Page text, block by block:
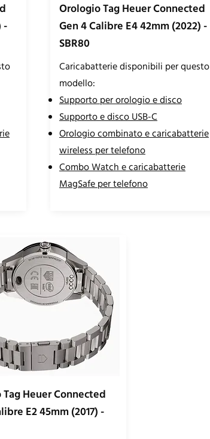
-
Orologio Tag Heuer Connected
Gen 4 Calibre E4 42mm (2022) -
SBR80
Caricabatterie disponibili per questo
modello:
Supporto per orologio e disco
Supporto e disco USB-C
Orologio combinato e caricabatterie
wireless per telefono
Combo Watch e caricabatterie
MagSafe per telefono
Heuer Connected
E2 45mm (2017) -